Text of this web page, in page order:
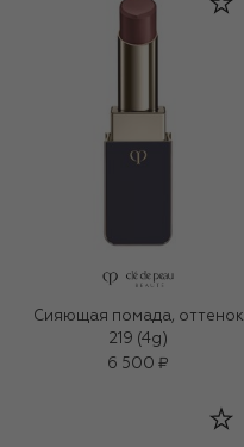
Сияющая помада, оттенок
219 (4g)
6 500 ₽